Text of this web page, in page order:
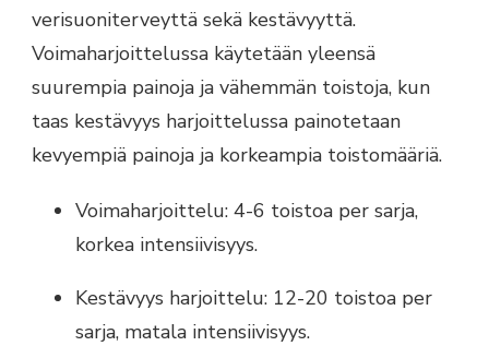
verisuoniterveyttä sekä kestävyyttä.
Voimaharjoittelussa käytetään yleensä
suurempia painoja ja vähemmän toistoja, kun
taas kestävyys harjoittelussa painotetaan
kevyempiä painoja ja korkeampia toistomääriä.
Voimaharjoittelu: 4-6 toistoa per sarja,
korkea intensiivisyys.
Kestävyys harjoittelu: 12-20 toistoa per
sarja, matala intensiivisyys.